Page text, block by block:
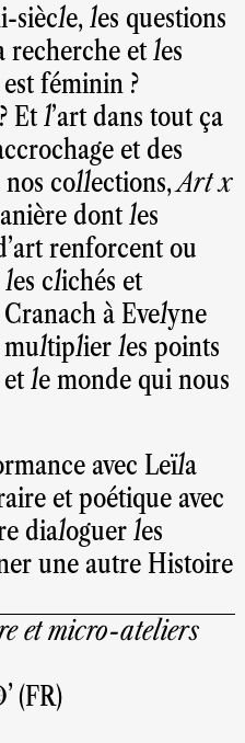
siècle, les questions
recherche et les
féminin ?
Et l’art dans tout ça
et des
nos collections,Art x
dont les
renforcent ou
clichés et
à Evelyne
les points
le monde qui nous
avec Leïla
et poétique avec
dialoguer les
une autre Histoire
et micro-ateliers
(FR)